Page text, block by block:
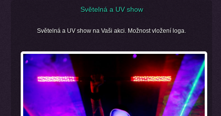
Světelná a UV show
Světelná a UV show na Vaši akci. Možnost vložení loga.